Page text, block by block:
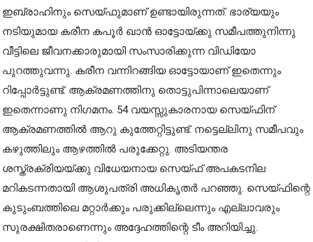
ഇബ്രാഹിനും സെയ്ഫുമാണ് ഉണ്ടായിരുന്നത്. ഭാര്യയും
നടിയുമായ കരീന കപൂർ ഖാൻ ഓട്ടോയ്ക്കു സമീപത്തുനിന്നു
വീട്ടിലെ ജീവനക്കാരുമായി സംസാരിക്കുന്ന വിഡിയോ
പുറത്തുവന്നു. കരീന വന്നിറങ്ങിയ ഓട്ടോയാണ് ഇതെന്നും
റിപ്പോർട്ടുണ്ട്. ആക്രമണത്തിനു തൊട്ടുപിന്നാലെയാണ്
ഇതെന്നാണു നിഗമനം. 54 വയസ്സുകാരനായ സെയ്ഫിന്
ആക്രമണത്തിൽ ആറു കുത്തേറ്റിട്ടുണ്ട്. നട്ടെല്ലിനു സമീപവും
കഴുത്തിലും ആഴത്തിൽ പരുക്കേറ്റു. അടിയന്തര
ശസ്ത്രക്രിയയ്ക്കു വിധേയനായ സെയ്ഫ് അപകടനില
മറികടന്നതായി ആശുപത്രി അധികൃതർ പറഞ്ഞു. സെയ്ഫിന്റെ
കുടുംബത്തിലെ മറ്റാർക്കും പരുക്കില്ലെന്നും എല്ലാവരും
സുരക്ഷിതരാണെന്നും അദ്ദേഹത്തിന്റെ ടീം അറിയിച്ചു.